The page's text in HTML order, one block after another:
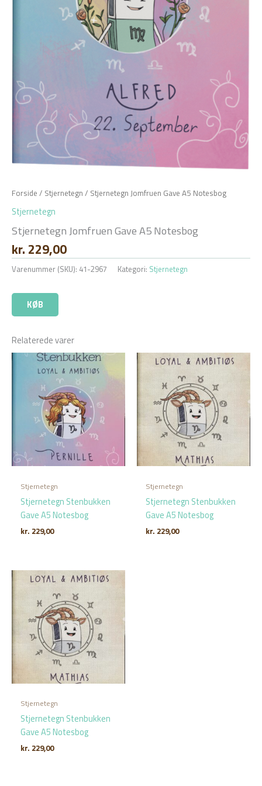
Forside / Stjernetegn / Stjernetegn Jomfruen Gave A5 Notesbog
Stjernetegn
Stjernetegn Jomfruen Gave A5 Notesbog
kr. 229,00
Varenummer (SKU): 41-2967 Kategori: Stjernetegn
KØB
Relaterede varer
Stjernetegn
Stjernetegn Stenbukken
Gave A5 Notesbog
kr. 229,00
Stjernetegn
Stjernetegn Stenbukken
Gave A5 Notesbog
kr. 229,00
Stjernetegn
Stjernetegn Stenbukken
Gave A5 Notesbog
kr. 229,00